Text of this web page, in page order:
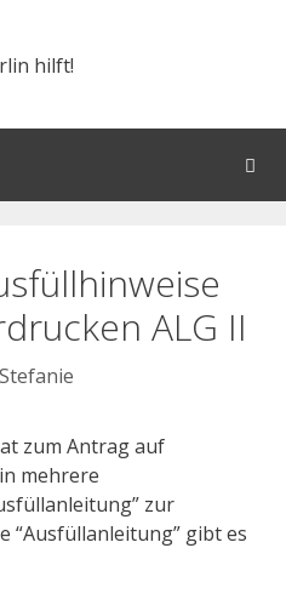
ALG II
Stefanie
zum Antrag auf
mehrere
zur
“Ausfüllanleitung” gibt es